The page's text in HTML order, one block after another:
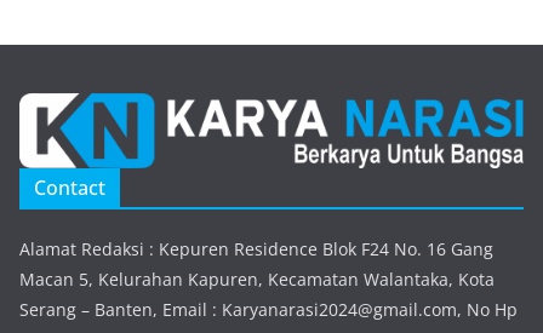
Contact
Alamat Redaksi : Kepuren Residence Blok F24 No. 16 Gang
Macan 5, Kelurahan Kapuren, Kecamatan Walantaka, Kota
Serang – Banten, Email : Karyanarasi2024@gmail.com, No Hp